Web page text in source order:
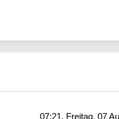
07:21, Freitag, 07